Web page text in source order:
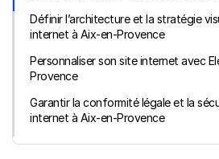
Définir l’architecture et la stratégie
internet à Aix-en-Provence
Personnaliser son site internet avec
Provence
Garantir la conformité légale et la
internet à Aix-en-Provence